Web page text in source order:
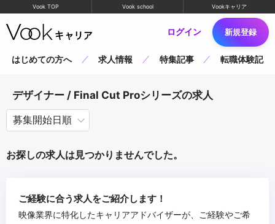
Vook TOP Vook school Vookキャリア
ログイン 新規登録
はじめての方へ 求人情報 特集記事 転職体験記
デザイナー / Final Cut Proシリーズの求人
お探しの求人は見つかりませんでした。
ご経験に合う求人をご紹介します！
映像業界に特化したキャリアアドバイザーが、ご経験やご希